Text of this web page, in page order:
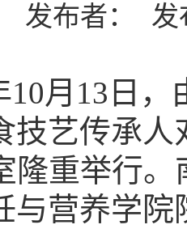
发布者： 发
10月 13 日，
技艺传承
隆重举行。
与营养学